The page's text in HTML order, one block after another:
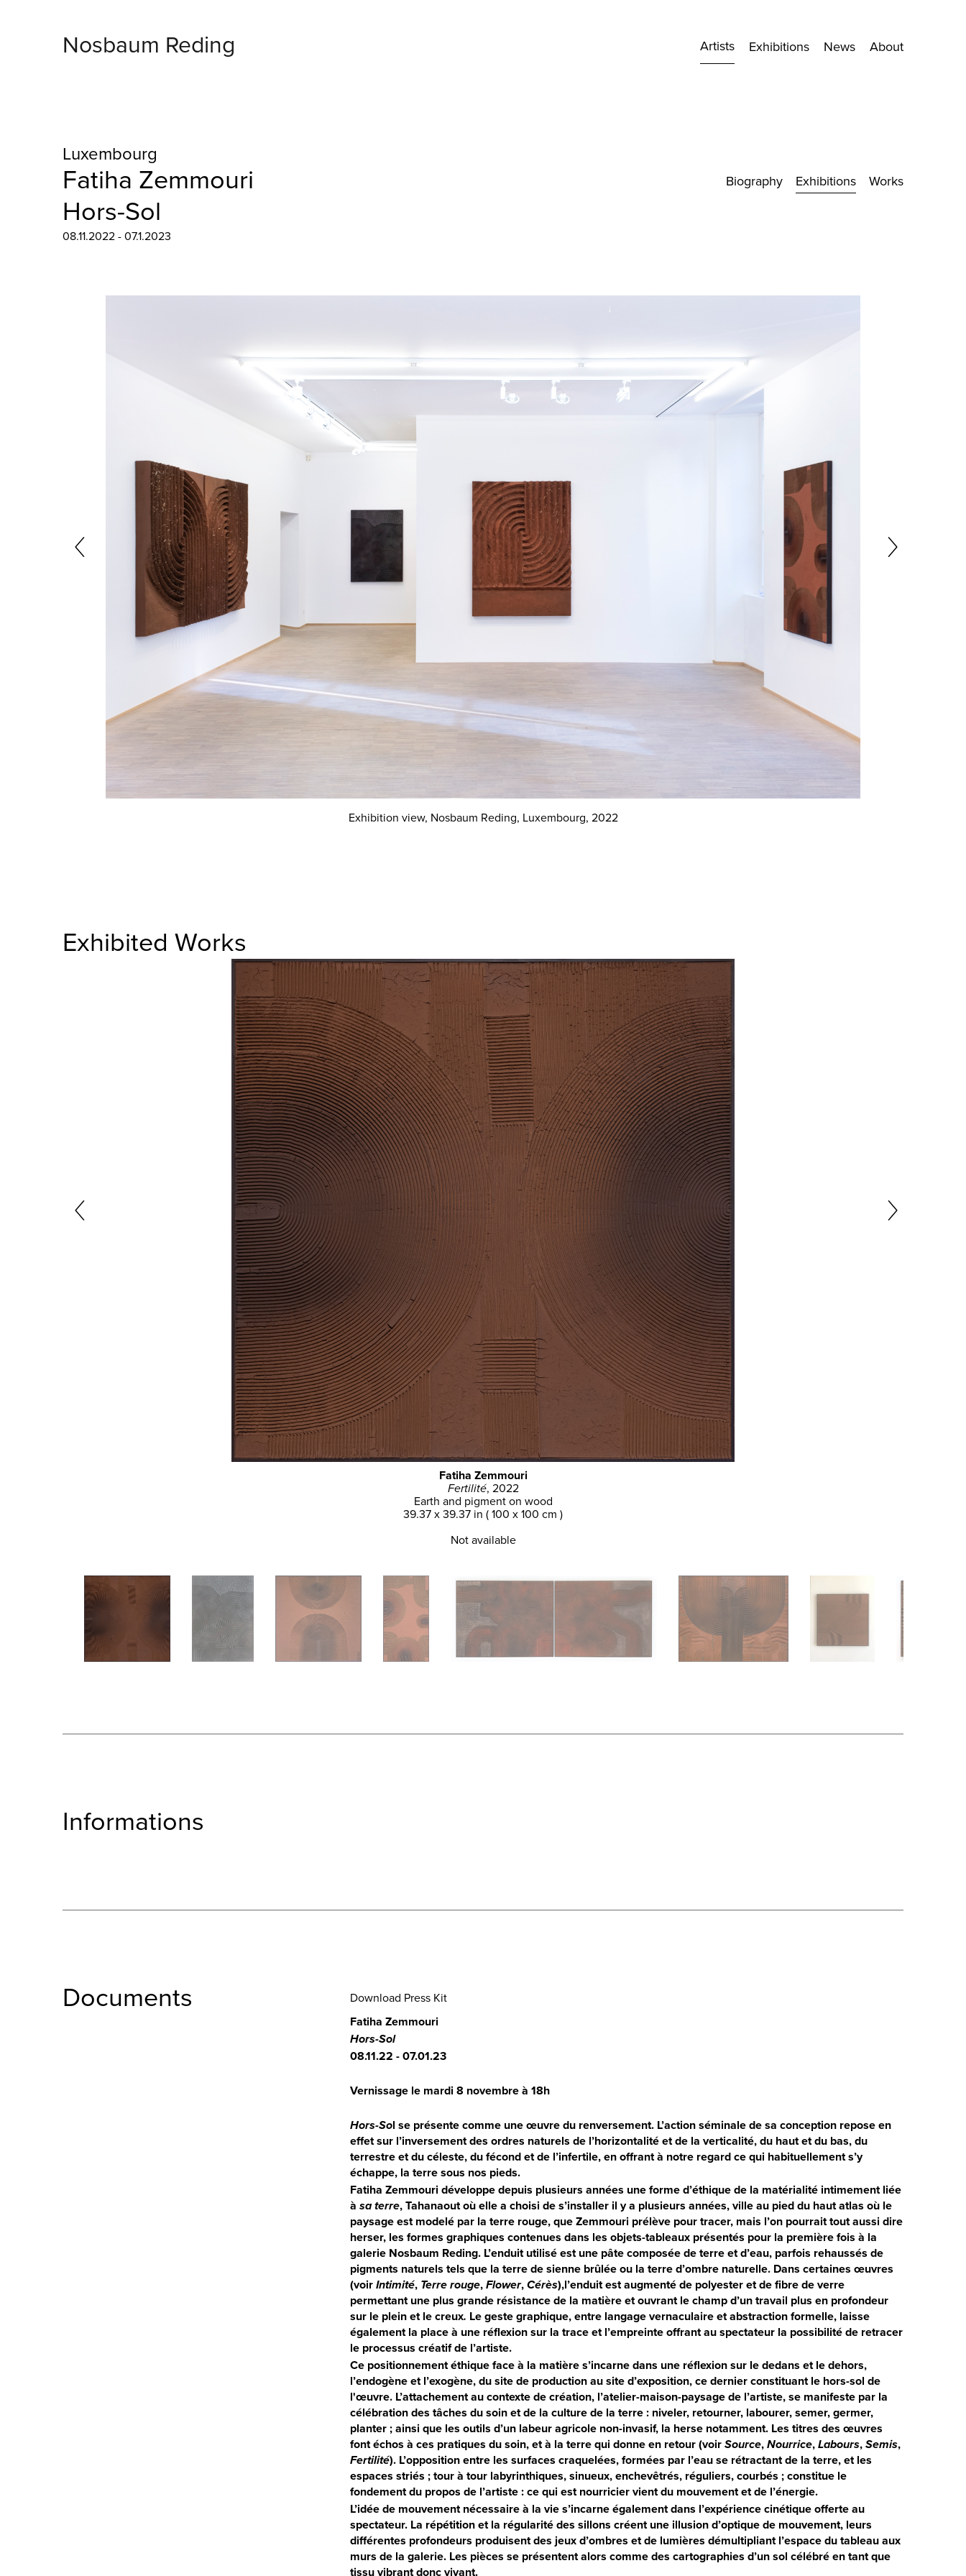
Nosbaum Reding Artists Exhibitions News About
Luxembourg
Fatiha Zemmouri
Hors-Sol
08.11.2022 - 07.1.2023
Biography Exhibitions Works
Exhibition view, Nosbaum Reding, Luxembourg, 2022
Exhibited Works
Fatiha Zemmouri
Fertilité, 2022
Earth and pigment on wood
39.37 x 39.37 in ( 100 x 100 cm )
Not available
Informations
Documents
Download Press Kit
Fatiha Zemmouri
Hors-Sol
08.11.22 - 07.01.23
Vernissage le mardi 8 novembre à 18h
Hors-Sol se présente comme une œuvre du renversement. L’action séminale de sa conception repose en
effet sur l’inversement des ordres naturels de l’horizontalité et de la verticalité, du haut et du bas, du
terrestre et du céleste, du fécond et de l’infertile, en offrant à notre regard ce qui habituellement s’y
échappe, la terre sous nos pieds.
Fatiha Zemmouri développe depuis plusieurs années une forme d’éthique de la matérialité intimement liée
à sa terre, Tahanaout où elle a choisi de s’installer il y a plusieurs années, ville au pied du haut atlas où le
paysage est modelé par la terre rouge, que Zemmouri prélève pour tracer, mais l’on pourrait tout aussi dire
herser, les formes graphiques contenues dans les objets-tableaux présentés pour la première fois à la
galerie Nosbaum Reding. L’enduit utilisé est une pâte composée de terre et d’eau, parfois rehaussés de
pigments naturels tels que la terre de sienne brûlée ou la terre d’ombre naturelle. Dans certaines œuvres
(voir Intimité, Terre rouge, Flower, Cérès),l’enduit est augmenté de polyester et de fibre de verre
permettant une plus grande résistance de la matière et ouvrant le champ d’un travail plus en profondeur
sur le plein et le creux. Le geste graphique, entre langage vernaculaire et abstraction formelle, laisse
également la place à une réflexion sur la trace et l’empreinte offrant au spectateur la possibilité de retracer
le processus créatif de l’artiste.
Ce positionnement éthique face à la matière s’incarne dans une réflexion sur le dedans et le dehors,
l’endogène et l’exogène, du site de production au site d’exposition, ce dernier constituant le hors-sol de
l'œuvre. L’attachement au contexte de création, l’atelier-maison-paysage de l’artiste, se manifeste par la
célébration des tâches du soin et de la culture de la terre : niveler, retourner, labourer, semer, germer,
planter ; ainsi que les outils d’un labeur agricole non-invasif, la herse notamment. Les titres des œuvres
font échos à ces pratiques du soin, et à la terre qui donne en retour (voir Source, Nourrice, Labours, Semis,
Fertilité). L’opposition entre les surfaces craquelées, formées par l’eau se rétractant de la terre, et les
espaces striés ; tour à tour labyrinthiques, sinueux, enchevêtrés, réguliers, courbés ; constitue le
fondement du propos de l’artiste : ce qui est nourricier vient du mouvement et de l’énergie.
L’idée de mouvement nécessaire à la vie s’incarne également dans l’expérience cinétique offerte au
spectateur. La répétition et la régularité des sillons créent une illusion d’optique de mouvement, leurs
différentes profondeurs produisent des jeux d’ombres et de lumières démultipliant l’espace du tableau aux
murs de la galerie. Les pièces se présentent alors comme des cartographies d’un sol célébré en tant que
tissu vibrant donc vivant.